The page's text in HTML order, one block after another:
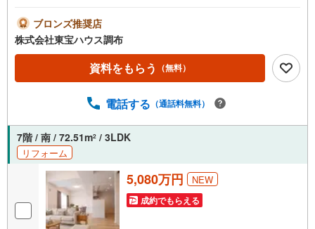
弊社へのご来社など、ご相談くださいませ。ご希望があれ
ば周辺環境、お客様の希望に合わせた物件などもご案内を
いたします。■お住まい探しが初めての方へのフォロー体制
をご用意してます■『何から始めて良いかわからない？』と
いった状態でも、お気軽にお越しください！▽現時点の未
ーとして暮らしの「安心」を守り続けます。皆様のご来
ブロンズ推奨店
株式会社東宝ハウス調布
資料をもらう （無料）
電話する （通話料無料）
7階 / 南 / 72.51m2 / 3LDK
リフォーム
5,080万円 NEW
成約でもらえる